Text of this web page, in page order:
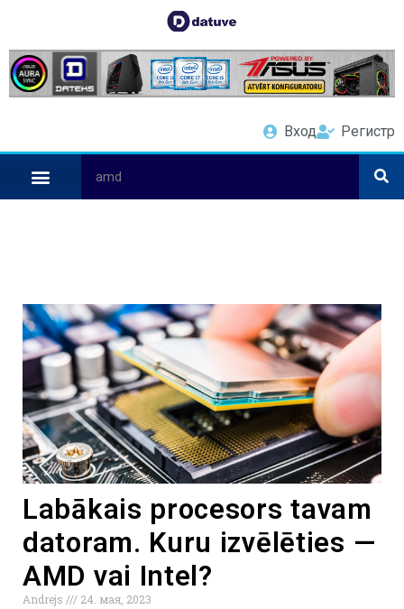
Вход Регистр
Labākais procesors tavam
datoram. Kuru izvēlēties —
AMD vai Intel?
Andrejs
24. мая, 2023